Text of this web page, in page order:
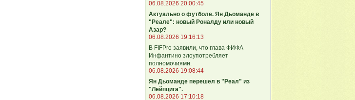
06.08.2026 20:00:45
Актуально о футболе. Ян Дьоманде в
"Реале": новый Роналду или новый
Азар?
06.08.2026 19:16:13
В FIFPro заявили, что глава ФИФА
Инфантино злоупотребляет
полномочиями.
06.08.2026 19:08:44
Ян Дьоманде перешел в "Реал" из
"Лейпцига".
06.08.2026 17:10:18